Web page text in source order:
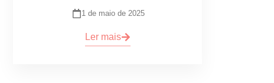
1 de maio de 2025
Ler mais